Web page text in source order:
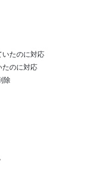
たのに対応
のに対応
除